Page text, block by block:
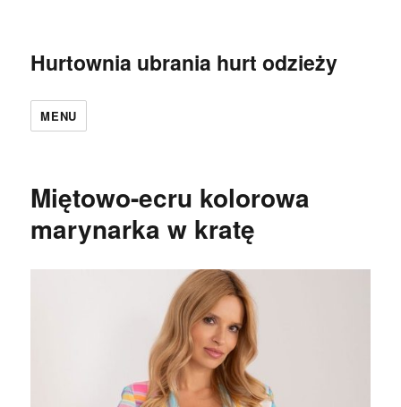
Hurtownia ubrania hurt odzieży
MENU
Miętowo-ecru kolorowa
marynarka w kratę